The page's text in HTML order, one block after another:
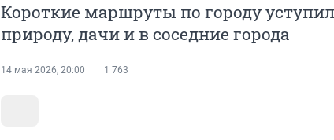
Короткие маршруты по городу
природу, дачи и в соседние города
14 мая 2026, 20:00 1 763